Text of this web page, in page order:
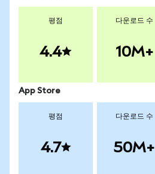
평점
4.4
다운로드 수
10M+
App Store
평점
4.7
다운로드 수
50M+